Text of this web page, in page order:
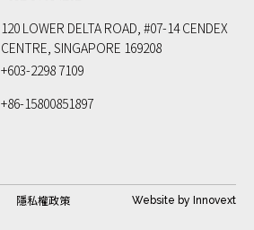
120 LOWER DELTA ROAD, #07-14 CENDEX
CENTRE, SINGAPORE 169208
+603-2298 7109
+86-15800851897
隱私權政策 Website by Innovext